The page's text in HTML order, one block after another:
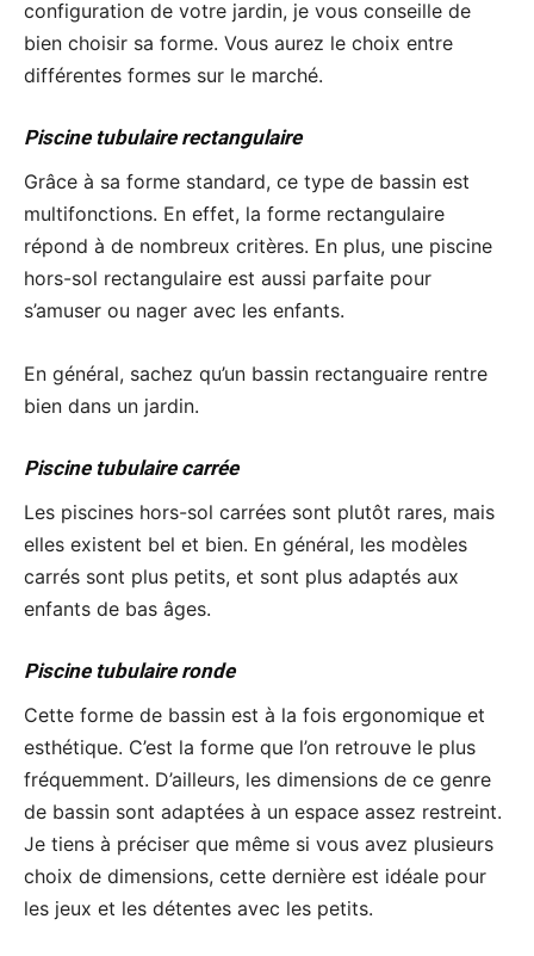
configuration de votre jardin, je vous conseille de
bien choisir sa forme. Vous aurez le choix entre
différentes formes sur le marché.
Piscine tubulaire rectangulaire
Grâce à sa forme standard, ce type de bassin est
multifonctions. En effet, la forme rectangulaire
répond à de nombreux critères. En plus, une piscine
hors-sol rectangulaire est aussi parfaite pour
s’amuser ou nager avec les enfants.
En général, sachez qu’un bassin rectanguaire rentre
bien dans un jardin.
Piscine tubulaire carrée
Les piscines hors-sol carrées sont plutôt rares, mais
elles existent bel et bien. En général, les modèles
carrés sont plus petits, et sont plus adaptés aux
enfants de bas âges.
Piscine tubulaire ronde
Cette forme de bassin est à la fois ergonomique et
esthétique. C’est la forme que l’on retrouve le plus
fréquemment. D’ailleurs, les dimensions de ce genre
de bassin sont adaptées à un espace assez restreint.
Je tiens à préciser que même si vous avez plusieurs
choix de dimensions, cette dernière est idéale pour
les jeux et les détentes avec les petits.